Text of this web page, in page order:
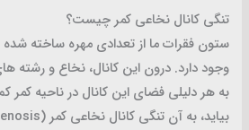
تنگی کانال نخاعی کمر چیست؟
ستون فقرات ما از تعدادی مهره ساخته
وجود دارد. درون این کانال، نخاع و رشته
به هر دلیلی فضای این کانال در ناحیه کمر